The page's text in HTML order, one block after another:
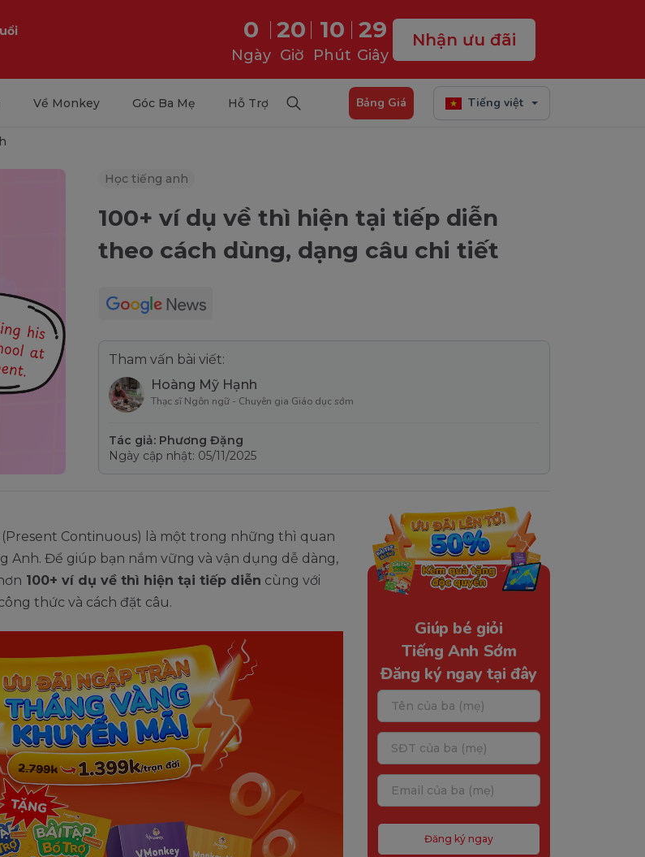
0
Ngày
20
Giờ
10
Phút
28
Giây
Nhận ưu đãi
Về Monkey Góc Ba Mẹ Hỗ Trợ Bảng Giá Tiếng việt
Học tiếng anh
100+ ví dụ về thì hiện tại tiếp diễn
theo cách dùng, dạng câu chi tiết
Tham vấn bài viết:
Hoàng Mỹ Hạnh
Thạc sĩ Ngôn ngữ - Chuyên gia Giáo dục sớm
Tác giả: Phương Đặng
Ngày cập nhật: 05/11/2025
(Present Continuous) là một trong những thì quan
Anh. Để giúp bạn nắm vững và vận dụng dễ dàng,
100+ ví dụ về thì hiện tại tiếp diễn cùng với
thức và cách đặt câu.
Giúp bé giỏi
Tiếng Anh Sớm
Đăng ký ngay tại đây
Đăng ký ngay